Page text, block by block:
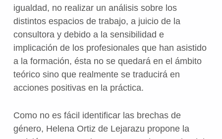
igualdad, no realizar un análisis sobre los
distintos espacios de trabajo, a juicio de la
consultora y debido a la sensibilidad e
implicación de los profesionales que han asistido
a la formación, ésta no se quedará en el ámbito
teórico sino que realmente se traducirá en
acciones positivas en la práctica.
Como no es fácil identificar las brechas de
género, Helena Ortiz de Lejarazu propone la